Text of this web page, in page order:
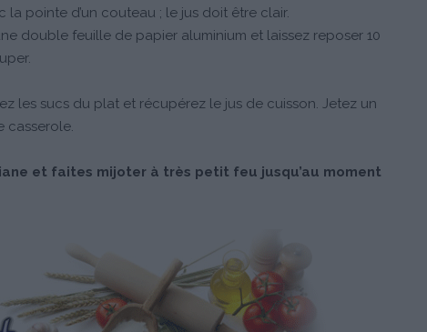
pointe d’un couteau ; le jus doit être clair.
double feuille de papier aluminium et laissez reposer 10
les sucs du plat et récupérez le jus de cuisson. Jetez un
casserole.
et faites mijoter à très petit feu jusqu’au moment